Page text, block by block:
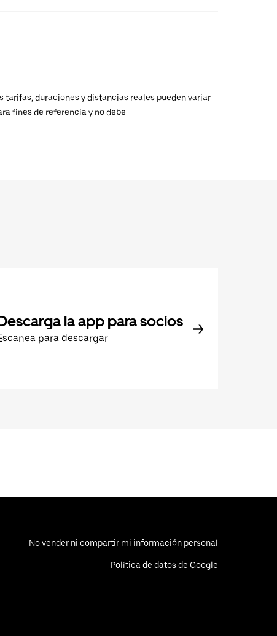
tarifas, duraciones y distancias reales pueden variar
fines de referencia y no debe
la app para socios
para descargar
No vender ni compartir mi información personal
Política de datos de Google